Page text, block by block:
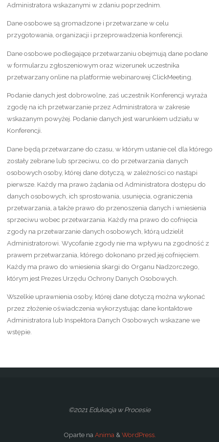
Administratora wskazanymi w zdaniu poprzednim.
Dane osobowe są gromadzone i przetwarzane w celu
przygotowania, organizacji i przeprowadzenia konferencji.
Dane osobowe podlegające przetwarzaniu obejmują dane podane
w formularzu zgłoszeniowym oraz wizerunek uczestnika
przetwarzany online na platformie webinarowej ClickMeeting.
Podanie danych jest dobrowolne, zaś uczestnik Konferencji wyraża
zgodę na ich przetwarzanie przez Administratora w zakresie
wskazanym powyżej. Podanie danych jest warunkiem udziału w
Konferencji.
Dane będą przetwarzane do czasu, w którym ustanie cel dla którego
zostały zebrane lub sprzeciwu, co do przetwarzania danych
osobowych osoby, której dane dotyczą, w zależności co nastąpi
pierwsze. Każdy ma prawo żądania od Administratora dostępu do
danych osobowych, ich sprostowania, usunięcia, ograniczenia
przetwarzania, a także prawo do przenoszenia danych i wniesienia
sprzeciwu wobec przetwarzania. Każdy ma prawo do cofnięcia
zgody na przetwarzanie danych osobowych, którą udzielił
Administratorowi. Wycofanie zgody nie ma wpływu na zgodność z
prawem przetwarzania, którego dokonano przed jej cofnięciem.
Każdy ma prawo do wniesienia skargi do Organu Nadzorczego,
którym jest Prezes Urzędu Ochrony Danych Osobowych.
Wszelkie uprawnienia osoby, której dane dotyczą można wykonać
przez złożenie oświadczenia wykorzystując dane kontaktowe
Administratora lub Inspektora Danych Osobowych wskazane we
wstępie.
©2021 Edukacja w Procesie
Oparte naAnima&WordPress.